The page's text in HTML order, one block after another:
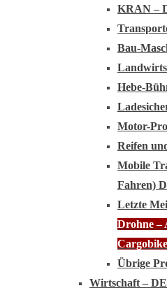
KRAN –
Bau-
Hebe-
Motor-
Reifen
Mobile
Fahren)
Letzte
Drohne –
Cargobike
Übrige
Wirtschaft – DE